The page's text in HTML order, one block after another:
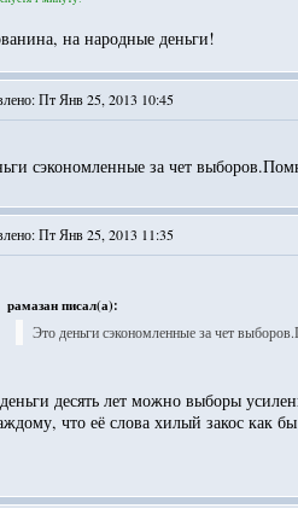
на народные деньги!
Пт Янв 25, 2013 10:45
сэкономленные за чет
Пт Янв 25, 2013 11:35
рамазан писал(а):
Это деньги сэкономленные за чет
десять лет можно выборы
что её слова хилый закос как